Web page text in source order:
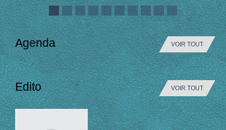
Agenda VOIR TOUT
Edito VOIR TOUT